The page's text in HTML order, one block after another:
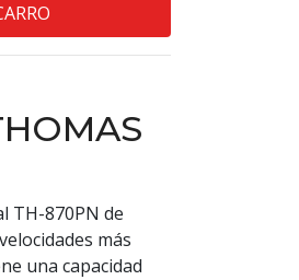
TH-870PN de
más
una capacidad